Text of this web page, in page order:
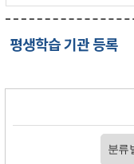
평생학습 기관 등록